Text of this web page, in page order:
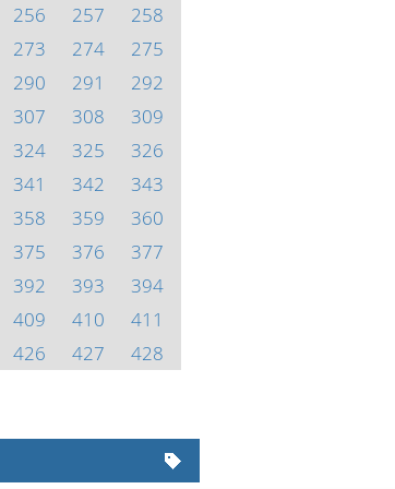
256 257
258
273 274
275
290 291
292
307 308
309
324 325
326
341 342
343
358 359
360
375 376
377
392 393
394
409 410
411
426 427
428